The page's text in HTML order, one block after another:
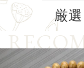
厳選
RECO